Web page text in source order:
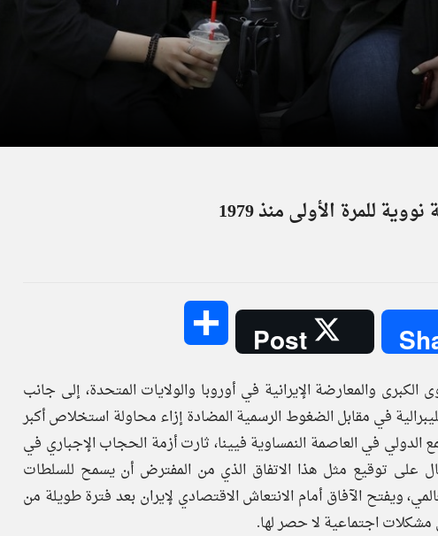
للمرة الأولى منذ 1979
Post
والمعارضة الإيرانية في أوروبا والولايات المتحدة، إلى جانب
في مقابل الضغوط الرسمية المضادة إزاء محاولة استخلاص أكبر
في العاصمة النمساوية فيينا، ثارت أزمة الحجاب الإجباري في
على توقيع مثل هذا الاتفاق الذي من المفترض أن يسمح للسلطات
ويفتح الآفاق أمام الانتعاش الاقتصادي لإيران بعد فترة طويلة من
اجتماعية لا حصر لها.